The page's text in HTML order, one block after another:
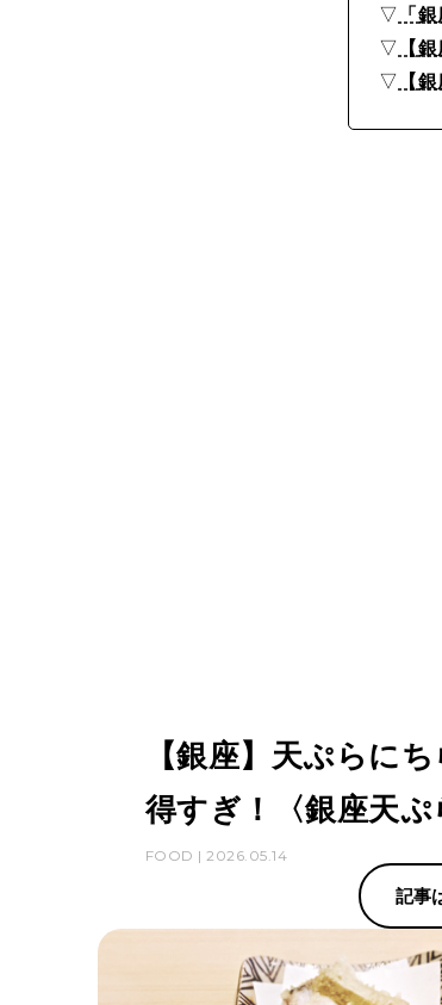
▽ 「
▽ 【
▽ 【
【銀座】天ぷらに
得すぎ！〈銀座天
FOOD | 2026.05.14
記事